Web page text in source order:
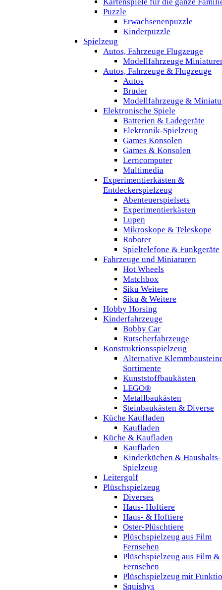
Puzzle
Erwachsenenpuzzle
Kinderpuzzle
Spielzeug
Autos, Fahrzeuge Flugzeuge
Modellfahrzeuge
Autos, Fahrzeuge & Flugzeuge
Autos
Bruder
Modellfahrzeuge &
Elektronische Spiele
Batterien & Ladegeräte
Elektronik-Spielzeug
Games Konsolen
Games & Konsolen
Lerncomputer
Multimedia
Experimentierkästen &
Entdeckerspielzeug
Abenteuerspielsets
Experimentierkästen
Lupen
Mikroskope & Teleskope
Roboter
Spieltelefone & Funkgeräte
Fahrzeuge und Miniaturen
Hot Wheels
Matchbox
Siku Weitere
Siku & Weitere
Hobby Horsing
Kinderfahrzeuge
Bobby Car
Rutscherfahrzeuge
Konstruktionsspielzeug
Alternative
Sortimente
Kunststoffbaukästen
LEGO®
Metallbaukästen
Steinbaukästen & Diverse
Küche Kaufladen
Kaufladen
Küche & Kaufladen
Kaufladen
Kinderküchen & Haushalts-
Spielzeug
Leitergolf
Plüschspielzeug
Diverses
Haus- Hoftiere
Haus- & Hoftiere
Oster-Plüschtiere
Plüschspielzeug aus Film
Fernsehen
Plüschspielzeug aus Film &
Fernsehen
Plüschspielzeug mit
Squishys